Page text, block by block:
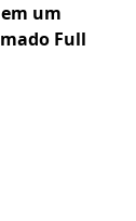
um
Full